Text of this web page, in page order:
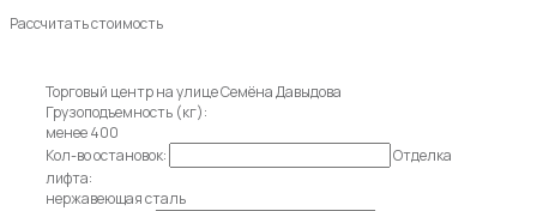
Рассчитать стоимость
Торговый центр на улице Семёна Давыдова
Грузоподъемность (кг):
менее 400
Кол-во остановок:
Отделка
лифта:
нержавеющая сталь